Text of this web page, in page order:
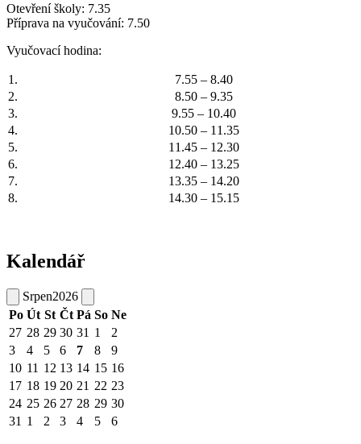
Otevření školy: 7.35
Příprava na vyučování: 7.50
Vyučovací hodina:
1.
7.55 – 8.40
2.
8.50 – 9.35
3.
9.55 – 10.40
4.
10.50 – 11.35
5.
11.45 – 12.30
6.
12.40 – 13.25
7.
13.35 – 14.20
8.
14.30 – 15.15
Kalendář
Srpen2026
Po Út St Čt Pá So Ne
27 28 29 30 31 1
2
3
4 5 6 7 8
9
10 11 12 13 14 15 16
17 18 19 20 21 22 23
24 25 26 27 28 29 30
31 1 2 3 4 5 6